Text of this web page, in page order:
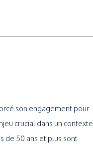
son engagement pour
crucial dans un contexte
de 50 ans et plus sont